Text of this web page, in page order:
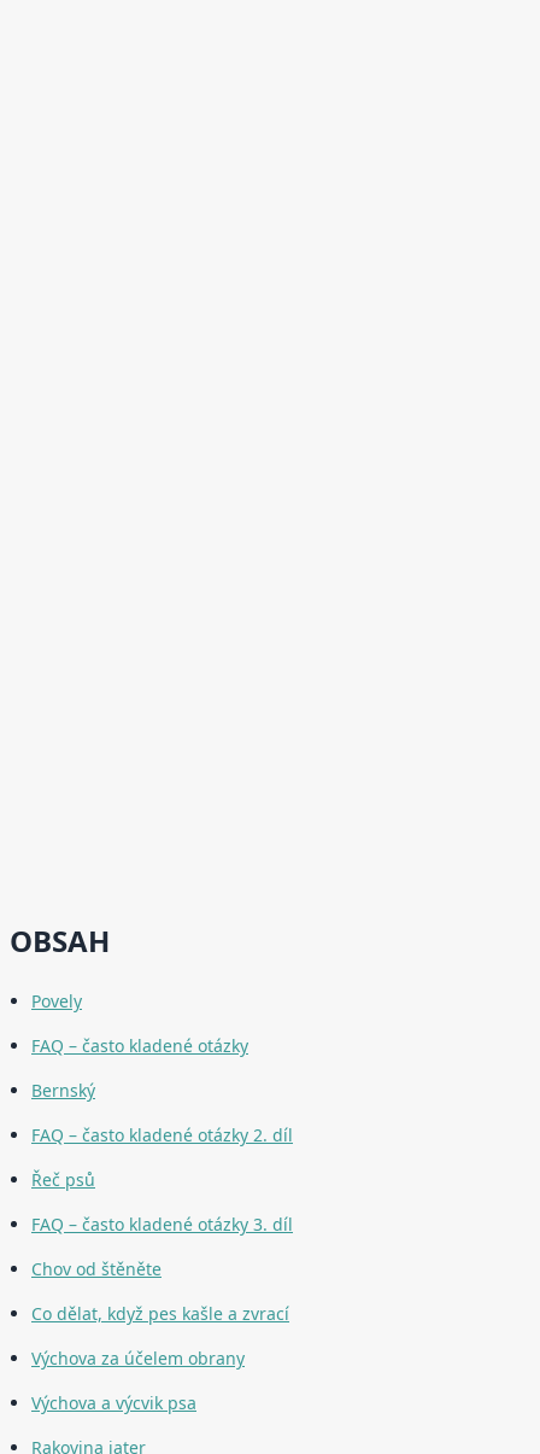
OBSAH
Povely
FAQ – často kladené otázky
Bernský
FAQ – často kladené otázky 2. díl
Řeč psů
FAQ – často kladené otázky 3. díl
Chov od štěněte
Co dělat, když pes kašle a zvrací
Výchova za účelem obrany
Výchova a výcvik psa
Rakovina jater